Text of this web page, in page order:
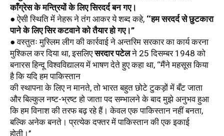
काँग्रेस के मन्त्रियों के लिए सिरदर्द बन गए।
● ऐसी स्थिति में नेहरू ने तंग आकर ये शब्द कहे, ‘‘हम सरदर्द से छुटकारा
पाने के लिए सिर कटवाने को तैयार हो गए।’’
● वस्तुतः मुस्लिम लीग की कार्रवाई ने अन्तरिम सरकार का कार्य करना
मुश्किल कर दिया था, इसलिए सरदार पटेल ने 25 दिसम्बर 1948 को
बनारस हिन्दू विश्वविद्यालय में भाषण देते हुए कहा था, ‘‘मैंने महसूस किया
है कि यदि हम पाकिस्तान
की स्थापना के लिए न मानते, तो भारत बहुत छोटे टुकड़ों में बँट जाता
और बिल्कुल नष्ट-भ्रष्ट हो जाता पद सम्भालने के बाद मुझे अनुभव हुआ
कि हम विनाश की तरफ बढ़ रहे हैं। केवल एक पाकिस्तान नहीं बनता,
बल्कि अनेक बनते। प्रत्येक दफ्तर में पाकिस्तान की एक इकाई
होती।’’